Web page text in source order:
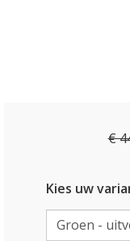
€
Kies uw